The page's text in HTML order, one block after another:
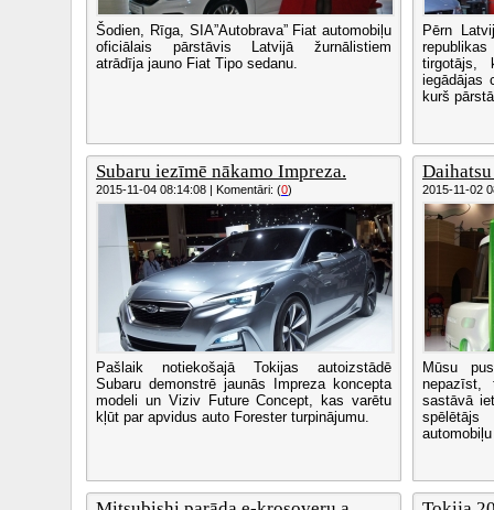
Šodien, Rīga, SIA”Autobrava” Fiat automobiļu
oficiālais pārstāvis Latvijā žurnālistiem
atrādīja jauno Fiat Tipo sedanu.
Pērn
tirgotājs,
iegādājas
kurš
Subaru iezīmē nākamo Impreza.
2015-11-04 08:14:08 | Komentāri: (0)
Pašlaik notiekošajā Tokijas autoizstādē
Subaru demonstrē jaunās Impreza koncepta
modeli un Viziv Future Concept, kas varētu
kļūt par apvidus auto Forester turpinājumu.
2015-11-02
Mūsu
nepazīst,
sastāvā